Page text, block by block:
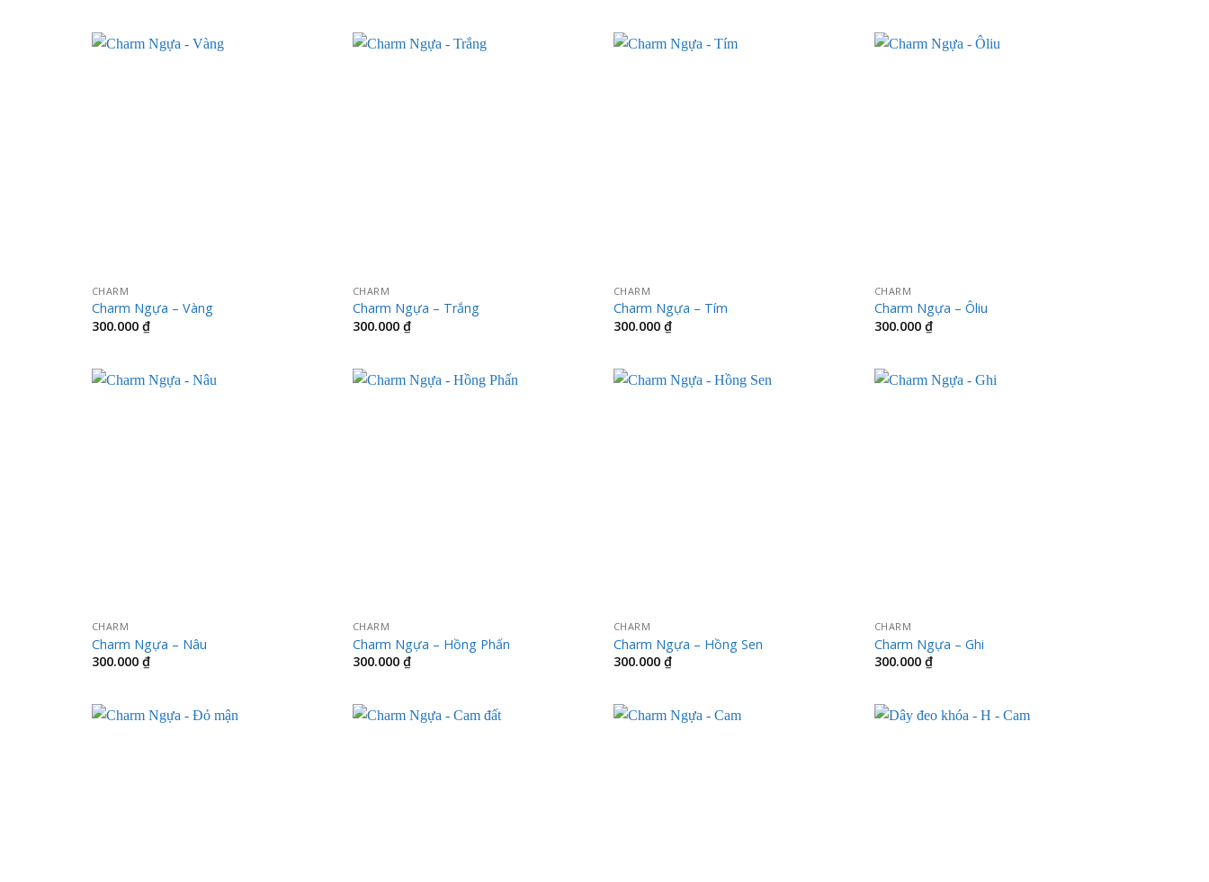
CHARM
Charm Ngựa – Vàng
300.000 ₫
CHARM
Charm Ngựa – Trắng
300.000 ₫
CHARM
Charm Ngựa – Tím
300.000 ₫
CHARM
Charm Ngựa – Ôliu
300.000 ₫
CHARM
Charm Ngựa – Nâu
300.000 ₫
CHARM
Charm Ngựa – Hồng Phấn
300.000 ₫
CHARM
Charm Ngựa – Hồng Sen
300.000 ₫
CHARM
Charm Ngựa – Ghi
300.000 ₫